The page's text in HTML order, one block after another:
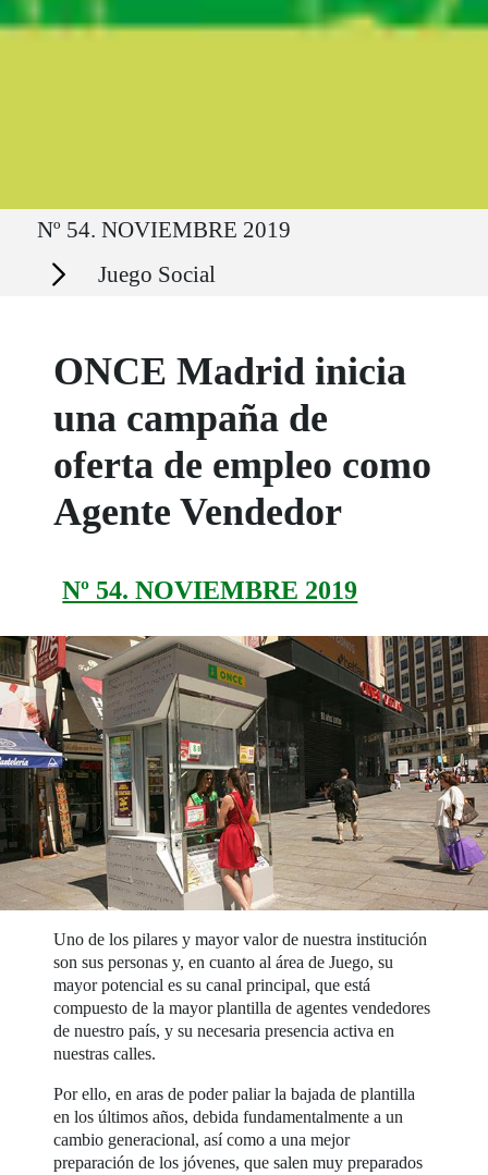
Ruta del sitio
Nº 54. NOVIEMBRE 2019
Secciones Juego Social
ONCE Madrid inicia
una campaña de
oferta de empleo como
Agente Vendedor
Nº 54. NOVIEMBRE 2019
Uno de los pilares y mayor valor de nuestra institución
son sus personas y, en cuanto al área de Juego, su
mayor potencial es su canal principal, que está
compuesto de la mayor plantilla de agentes vendedores
de nuestro país, y su necesaria presencia activa en
nuestras calles.
Por ello, en aras de poder paliar la bajada de plantilla
en los últimos años, debida fundamentalmente a un
cambio generacional, así como a una mejor
preparación de los jóvenes, que salen muy preparados